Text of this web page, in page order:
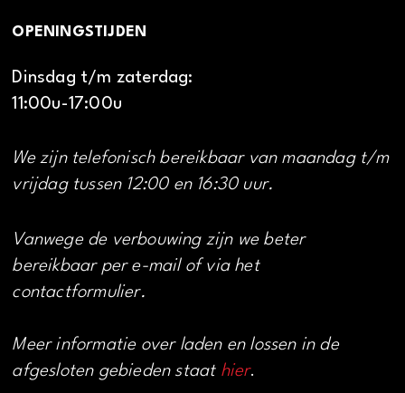
OPENINGSTIJDEN
Dinsdag t/m zaterdag:
11:00u-17:00u
We zijn telefonisch bereikbaar van maandag t/m
vrijdag tussen 12:00 en 16:30 uur.
Vanwege de verbouwing zijn we beter
bereikbaar per e-mail of via het
contactformulier.
Meer informatie over laden en lossen in de
afgesloten gebieden staat hier.